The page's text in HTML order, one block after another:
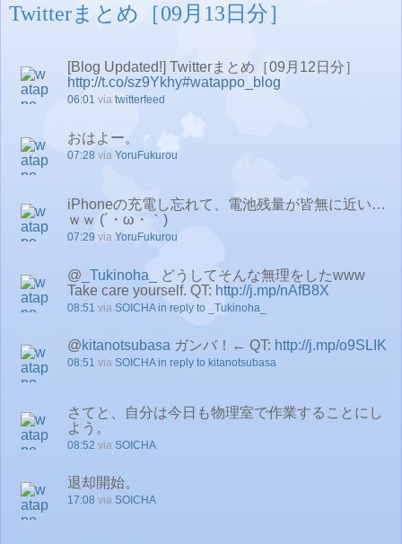
Twitterまとめ［09月13日分］
[Blog Updated!] Twitterまとめ［09月12日分］
http://t.co/sz9Ykhy#watappo_blog
06:01 via twitterfeed
おはよー。
07:28 via YoruFukurou
iPhoneの充電し忘れて、電池残量が皆無に近い…
ｗｗ (´・ω・｀)
07:29 via YoruFukurou
@ _Tukinoha_
どうしてそんな無理をしたwww
Take care yourself. QT: http://j.mp/nAfB8X
08:51 via SOICHA in reply to _Tukinoha_
@kitanotsubasa ガンバ！← QT: http://j.mp/o9SLIK
08:51 via SOICHA in reply to kitanotsubasa
さてと、自分は今日も物理室で作業することにし
よう。
08:52 via SOICHA
退却開始。
17:08 via SOICHA